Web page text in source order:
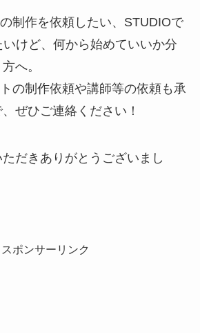
制作を依頼したい、STUDIOで
けど、何から始めていいか分
へ。
の制作依頼や講師等の依頼も承
ぜひご連絡ください！
だきありがとうございまし
スポンサーリンク